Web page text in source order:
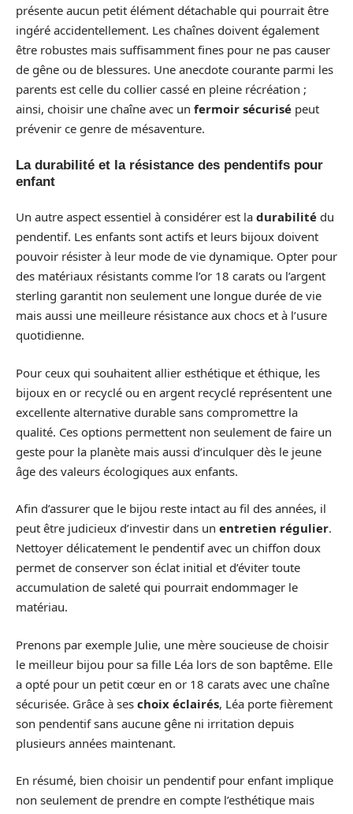
présente aucun petit élément détachable qui pourrait être
ingéré accidentellement. Les chaînes doivent également
être robustes mais suffisamment fines pour ne pas causer
de gêne ou de blessures. Une anecdote courante parmi les
parents est celle du collier cassé en pleine récréation ;
ainsi, choisir une chaîne avec un fermoir sécurisé peut
prévenir ce genre de mésaventure.
La durabilité et la résistance des pendentifs pour
enfant
Un autre aspect essentiel à considérer est la durabilité du
pendentif. Les enfants sont actifs et leurs bijoux doivent
pouvoir résister à leur mode de vie dynamique. Opter pour
des matériaux résistants comme l’or 18 carats ou l’argent
sterling garantit non seulement une longue durée de vie
mais aussi une meilleure résistance aux chocs et à l’usure
quotidienne.
Pour ceux qui souhaitent allier esthétique et éthique, les
bijoux en or recyclé ou en argent recyclé représentent une
excellente alternative durable sans compromettre la
qualité. Ces options permettent non seulement de faire un
geste pour la planète mais aussi d’inculquer dès le jeune
âge des valeurs écologiques aux enfants.
Afin d’assurer que le bijou reste intact au fil des années, il
peut être judicieux d’investir dans un entretien régulier.
Nettoyer délicatement le pendentif avec un chiffon doux
permet de conserver son éclat initial et d’éviter toute
accumulation de saleté qui pourrait endommager le
matériau.
Prenons par exemple Julie, une mère soucieuse de choisir
le meilleur bijou pour sa fille Léa lors de son baptême. Elle
a opté pour un petit cœur en or 18 carats avec une chaîne
sécurisée. Grâce à ses choix éclairés, Léa porte fièrement
son pendentif sans aucune gêne ni irritation depuis
plusieurs années maintenant.
En résumé, bien choisir un pendentif pour enfant implique
non seulement de prendre en compte l’esthétique mais